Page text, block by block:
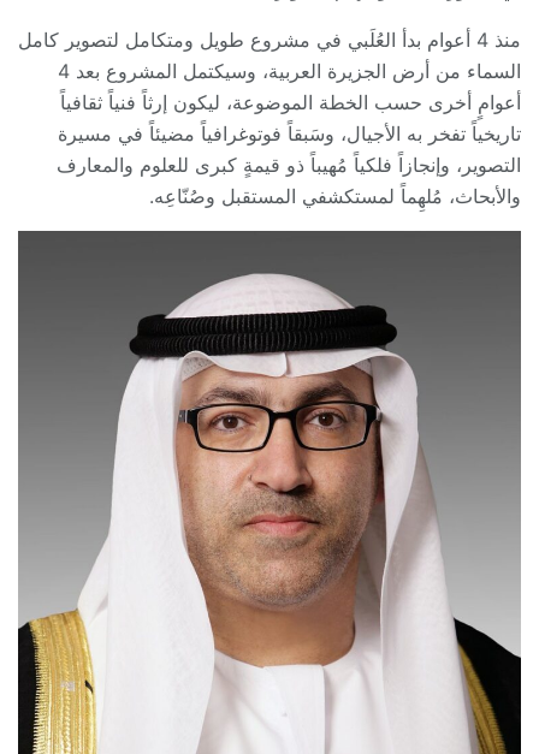
منذ 4 أعوام بدأ العُلَبي في مشروع طويل ومتكامل لتصوير كامل
السماء من أرض الجزيرة العربية، وسيكتمل المشروع بعد 4
أعوامٍ أخرى حسب الخطة الموضوعة، ليكون إرثاً فنياً ثقافياً
تاريخياً تفخر به الأجيال، وسَبقاً فوتوغرافياً مضيئاً في مسيرة
التصوير، وإنجازاً فلكياً مُهيباً ذو قيمةٍ كبرى للعلوم والمعارف
والأبحاث، مُلهِماً لمستكشفي المستقبل وصُنّاعِه.